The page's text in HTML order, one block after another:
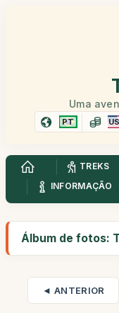
Uma
PT
TREKS
INFORMAÇÃO
Álbum de fotos:
◄ ANTERIOR